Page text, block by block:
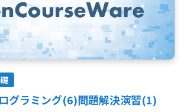
グラミング(6)問題解決演習(1)